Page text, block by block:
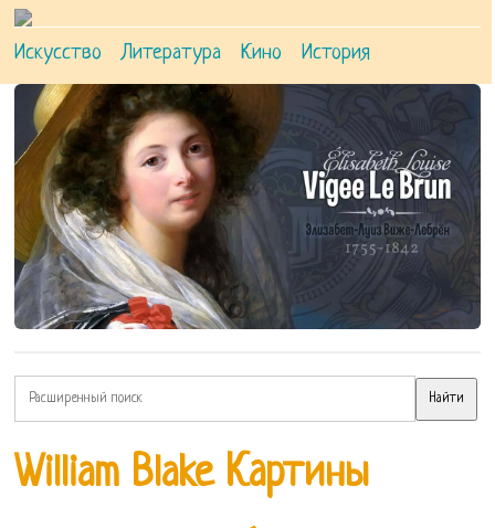
Искусство Литература Кино История
William Blake Картины